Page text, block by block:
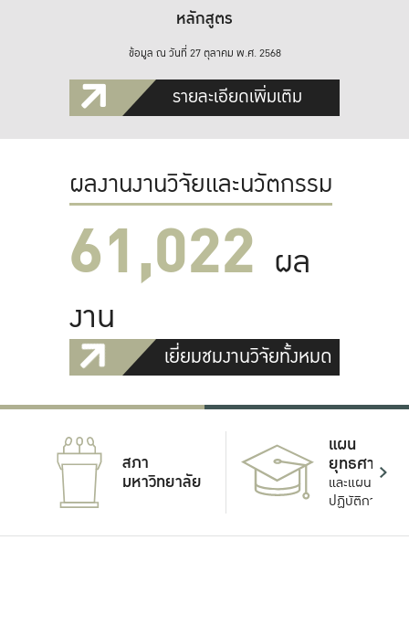
หลักสูตร
ข้อมูล ณ วันที่ 27 ตุลาคม พ.ศ. 2568
รายละเอียดเพิ่มเติม
ผลงานงานวิจัยและนวัตกรรม
61,022 ผล
งาน
เยี่ยมชมงานวิจัยทั้งหมด
สภา
มหาวิทยาลัย
แผน
ยุทธศาสตร์
และแผน
ปฏิบัติการ